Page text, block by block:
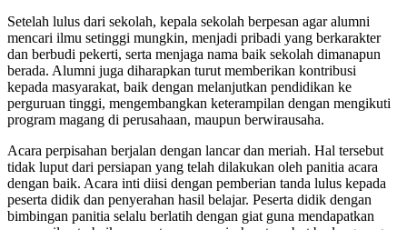
Setelah lulus dari sekolah, kepala sekolah berpesan agar alumni
mencari ilmu setinggi mungkin, menjadi pribadi yang berkarakter
dan berbudi pekerti, serta menjaga nama baik sekolah dimanapun
berada. Alumni juga diharapkan turut memberikan kontribusi
kepada masyarakat, baik dengan melanjutkan pendidikan ke
perguruan tinggi, mengembangkan keterampilan dengan mengikuti
program magang di perusahaan, maupun berwirausaha.
Acara perpisahan berjalan dengan lancar dan meriah. Hal tersebut
tidak luput dari persiapan yang telah dilakukan oleh panitia acara
dengan baik. Acara inti diisi dengan pemberian tanda lulus kepada
peserta didik dan penyerahan hasil belajar. Peserta didik dengan
bimbingan panitia selalu berlatih dengan giat guna mendapatkan